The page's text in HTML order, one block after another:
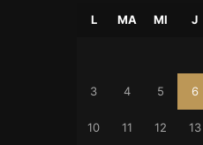
L MA MI J
3 4 5 6
10 11 12 13